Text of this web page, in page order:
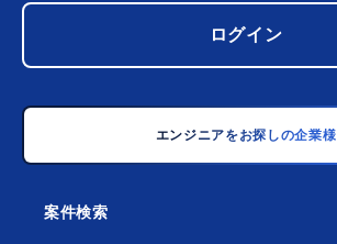
ログイン
エンジニアをお探しの企業様
案件検索